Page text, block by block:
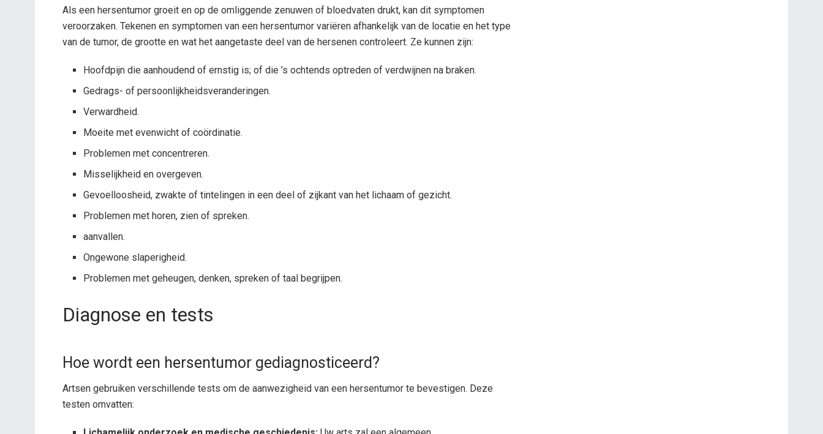
Als een hersentumor groeit en op de omliggende zenuwen of bloedvaten drukt, kan dit symptomen
veroorzaken. Tekenen en symptomen van een hersentumor variëren afhankelijk van de locatie en het type
van de tumor, de grootte en wat het aangetaste deel van de hersenen controleert. Ze kunnen zijn:
Hoofdpijn die aanhoudend of ernstig is; of die ’s ochtends optreden of verdwijnen na braken.
Gedrags- of persoonlijkheidsveranderingen.
Verwardheid.
Moeite met evenwicht of coördinatie.
Problemen met concentreren.
Misselijkheid en overgeven.
Gevoelloosheid, zwakte of tintelingen in een deel of zijkant van het lichaam of gezicht.
Problemen met horen, zien of spreken.
aanvallen.
Ongewone slaperigheid.
Problemen met geheugen, denken, spreken of taal begrijpen.
Diagnose en tests
Hoe wordt een hersentumor gediagnosticeerd?
Artsen gebruiken verschillende tests om de aanwezigheid van een hersentumor te bevestigen. Deze
testen omvatten: